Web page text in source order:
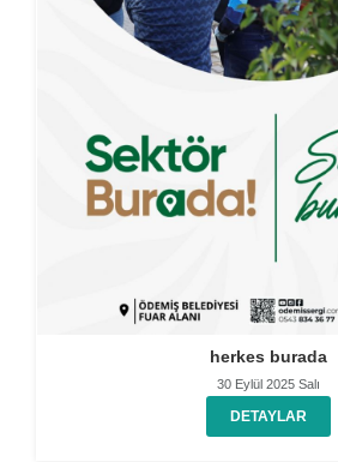
herkes burada
30 Eylül 2025 Salı
DETAYLAR